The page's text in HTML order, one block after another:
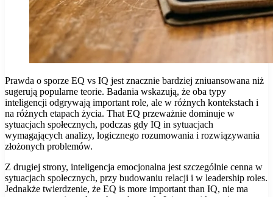
Prawda o sporze EQ vs IQ jest znacznie bardziej zniuansowana niż
sugerują popularne teorie. Badania wskazują, że oba typy
inteligencji odgrywają important role, ale w różnych kontekstach i
na różnych etapach życia. That EQ przeważnie dominuje w
sytuacjach społecznych, podczas gdy IQ in sytuacjach
wymagających analizy, logicznego rozumowania i rozwiązywania
złożonych problemów.
Z drugiej strony, inteligencja emocjonalna jest szczególnie cenna w
sytuacjach społecznych, przy budowaniu relacji i w leadership roles.
Jednakże twierdzenie, że EQ is more important than IQ, nie ma